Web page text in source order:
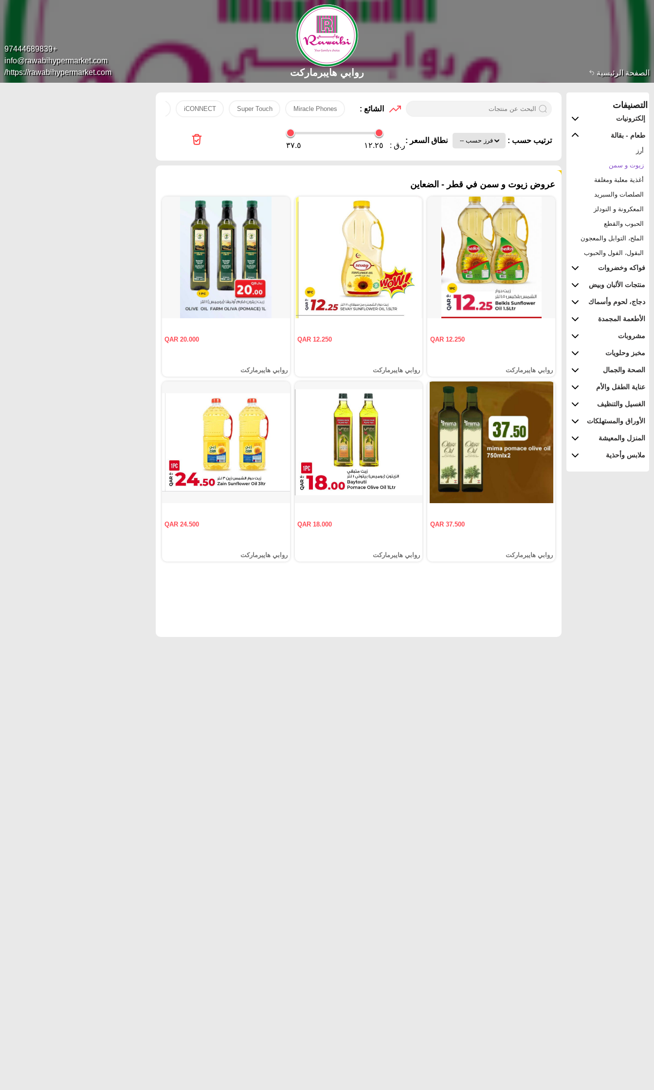
الصفحة الرئيسية
+97444689839
info@rawabihypermarket.com
https://rawabihypermarket.com/
روابي هايبرماركت
التصنيفات
إلكترونيات
طعام - بقالة
أرز
زيوت و سمن
أغذية معلبة ومغلفة
الصلصات والسبريد
المعكرونة و النودلز
الحبوب والقطع
الملح، التوابل والمعجون
البقول، الفول والحبوب
فواكه وخضروات
منتجات الألبان وبيض
دجاج، لحوم وأسماك
الأطعمة المجمدة
مشروبات
مخبز وحلويات
الصحة والجمال
عناية الطفل والأم
الغسيل والتنظيف
الأوراق والمستهلكات
المنزل والمعيشة
ملابس وأحذية
الشائع : Miracle Phones
Super Touch
iCONNECT
ترتيب حسب : نطاق السعر :
ر.ق : ١٢.٢٥ ٣٧.٥
عروض زيوت و سمن في قطر - الضعاين
QAR 12.250
روابي هايبرماركت
QAR 12.250
روابي هايبرماركت
QAR 20.000
روابي هايبرماركت
QAR 37.500
روابي هايبرماركت
QAR 18.000
روابي هايبرماركت
QAR 24.500
روابي هايبرماركت